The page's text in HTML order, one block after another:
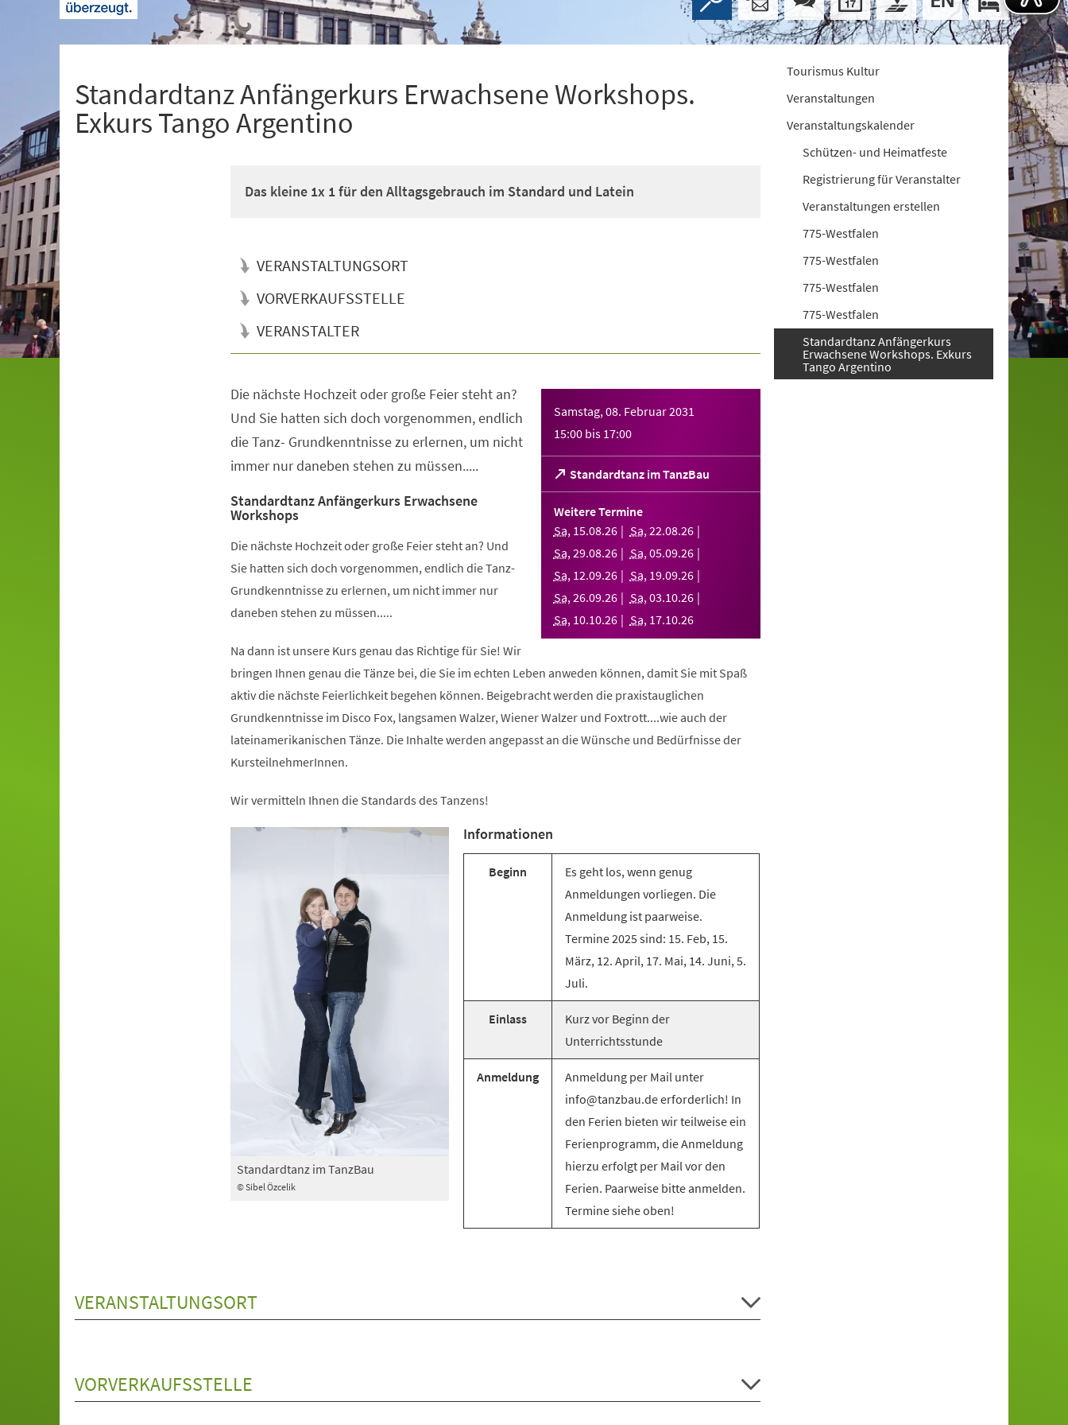
Standardtanz Anfängerkurs Erwachsene Workshops.
Exkurs Tango Argentino
Das kleine 1x 1 für den Alltagsgebrauch im Standard und Latein
VERANSTALTUNGSORT
VORVERKAUFSSTELLE
VERANSTALTER
Samstag, 08. Februar 2031
15:00 bis 17:00
Standardtanz im TanzBau
(Öffnet
in
einem
Tab)
Weitere Termine
Sa, 15.08.26 Sa,22.08.26
Sa,29.08.26 Sa,05.09.26
Sa, 12.09.26 Sa, 19.09.26
Sa,26.09.26 Sa,03.10.26
Sa, 10.10.26 Sa, 17.10.26
Die nächste Hochzeit oder große Feier steht an?
Und Sie hatten sich doch vorgenommen, endlich
die Tanz- Grundkenntnisse zu erlernen, um nicht
immer nur daneben stehen zu müssen.....
Standardtanz Anfängerkurs Erwachsene
Workshops
Die nächste Hochzeit oder große Feier steht an? Und
Sie hatten sich doch vorgenommen, endlich die Tanz-
Grundkenntnisse zu erlernen, um nicht immer nur
daneben stehen zu müssen.....
Na dann ist unsere Kurs genau das Richtige für Sie! Wir
bringen Ihnen genau die Tänze bei, die Sie im echten Leben anweden können, damit Sie mit Spaß
aktiv die nächste Feierlichkeit begehen können. Beigebracht werden die praxistauglichen
Grundkenntnisse im Disco Fox, langsamen Walzer, Wiener Walzer und Foxtrott....wie auch der
lateinamerikanischen Tänze. Die Inhalte werden angepasst an die Wünsche und Bedürfnisse der
KursteilnehmerInnen.
Wir vermitteln Ihnen die Standards des Tanzens!
© Sibel Özcelik
Standardtanz im TanzBau
Informationen
Beginn
Es geht los, wenn genug
Anmeldungen vorliegen. Die
Anmeldung ist paarweise.
Termine 2025 sind: 15. Feb, 15.
März, 12. April, 17. Mai, 14. Juni, 5.
Juli.
Einlass
Kurz vor Beginn der
Unterrichtsstunde
Anmeldung
Anmeldung per Mail unter
info@tanzbau.de erforderlich! In
den Ferien bieten wir teilweise ein
Ferienprogramm, die Anmeldung
hierzu erfolgt per Mail vor den
Ferien. Paarweise bitte anmelden.
Termine siehe oben!
VERANSTALTUNGSORT
VORVERKAUFSSTELLE
Tourismus Kultur
Veranstaltungen
Veranstaltungskalender
Schützen- und Heimatfeste
Registrierung für Veranstalter
Veranstaltungen erstellen
775-Westfalen
775-Westfalen
775-Westfalen
775-Westfalen
Standardtanz Anfängerkurs
Erwachsene Workshops. Exkurs
Tango Argentino